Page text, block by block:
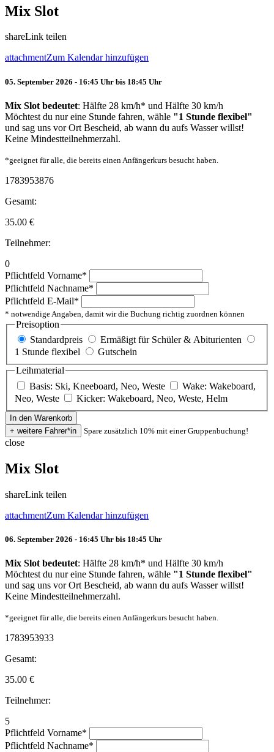
Mix Slot
shareLink teilen
attachmentZum Kalendar hinzufügen
05. September 2026 - 16:45 Uhr bis 18:45 Uhr
Mix Slot bedeutet: Hälfte 28 km/h* und Hälfte 30 km/h
Möchtest du nur eine Stunde fahren, wähle "1 Stunde flexibel"
und sag uns vor Ort Bescheid, ab wann du aufs Wasser willst!
Keine Mindestteilnehmerzahl.
*geeignet für alle, die bereits einen Anfängerkurs besucht haben.
1783953876
Gesamt:
35.00 €
Teilnehmer:
0
Pflichtfeld Vorname*
Pflichtfeld Nachname*
Pflichtfeld E-Mail*
* notwendige Angaben, damit wir die Buchung richtig zuordnen können
Preisoption
Standardpreis
Ermäßigt für Schüler & Abiturienten
1 Stunde flexibel
Gutschein
Leihmaterial
Basis: Ski, Kneeboard, Neo, Weste
Wake: Wakeboard,
Neo, Weste
Kicker: Wakeboard, Neo, Weste, Helm
Spare zusätzlich 10% mit einer Gruppenbuchung!
close
Mix Slot
shareLink teilen
attachmentZum Kalendar hinzufügen
06. September 2026 - 16:45 Uhr bis 18:45 Uhr
Mix Slot bedeutet: Hälfte 28 km/h* und Hälfte 30 km/h
Möchtest du nur eine Stunde fahren, wähle "1 Stunde flexibel"
und sag uns vor Ort Bescheid, ab wann du aufs Wasser willst!
Keine Mindestteilnehmerzahl.
*geeignet für alle, die bereits einen Anfängerkurs besucht haben.
1783953933
Gesamt:
35.00 €
Teilnehmer:
5
Pflichtfeld Vorname*
Pflichtfeld Nachname*